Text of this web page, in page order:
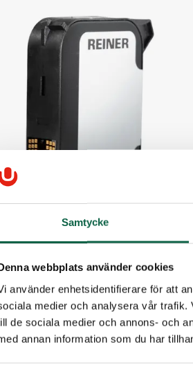
Samtycke
webbplats använder cookies
använder enhetsidentifierare för att
medier och analysera vår trafik.
de sociala medier och annons- och
annan information som du har